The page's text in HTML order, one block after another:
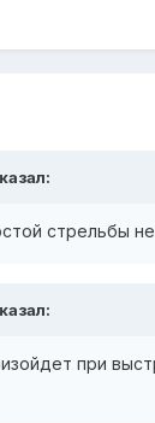
стрельбы
при